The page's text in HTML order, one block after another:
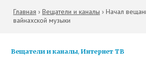
Главная › Вещатели и каналы › Начал
вайнахской музыки
Вещатели и каналы,Интернет ТВ